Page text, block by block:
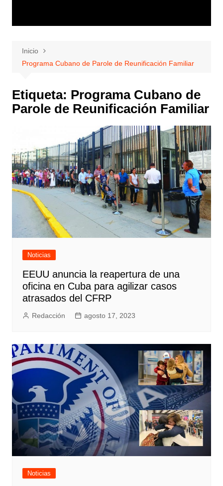
Inicio
Programa Cubano de Parole de Reunificación Familiar
Etiqueta: Programa Cubano de
Parole de Reunificación Familiar
Noticias
EEUU anuncia la reapertura de una
oficina en Cuba para agilizar casos
atrasados del CFRP
Redacción agosto 17, 2023
Noticias